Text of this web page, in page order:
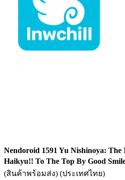
Nendoroid 1591 Yu Nishinoya: The
Haikyu!! To The Top By Good
(สินค้าพร้อมส่ง) (ประเทศไทย)